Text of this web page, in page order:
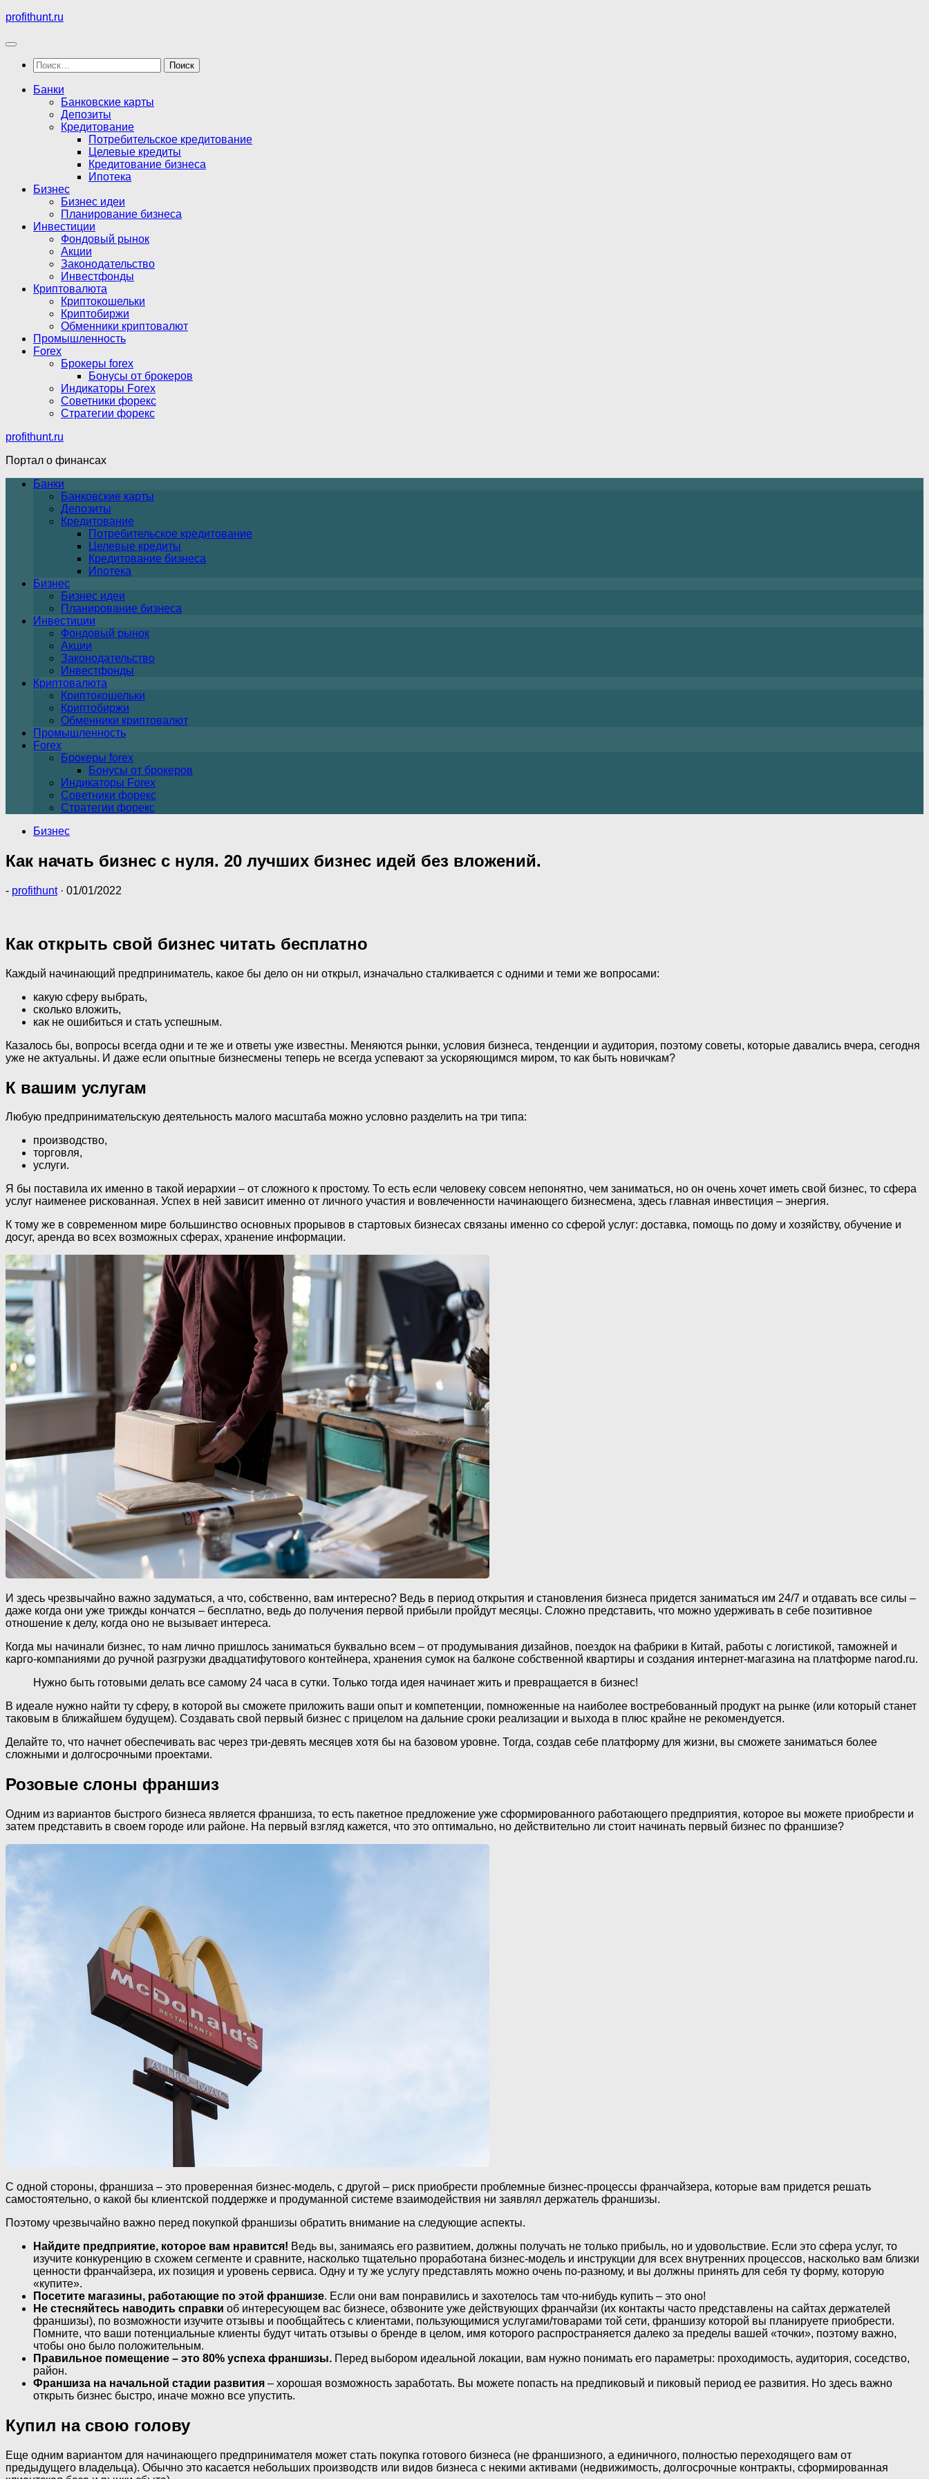
Перейти
содержимому
profithunt.ru
Найти:
Банки
Банковские карты
Депозиты
Кредитование
Потребительское кредитование
Целевые кредиты
Кредитование бизнеса
Ипотека
Бизнес
Бизнес идеи
Планирование бизнеса
Инвестиции
Фондовый рынок
Акции
Законодательство
Инвестфонды
Криптовалюта
Криптокошельки
Криптобиржи
Обменники криптовалют
Промышленность
Forex
Брокеры forex
Бонусы от брокеров
Индикаторы Forex
Советники форекс
Стратегии форекс
profithunt.ru
Портал о финансах
Банки
Банковские карты
Депозиты
Кредитование
Потребительское кредитование
Целевые кредиты
Кредитование бизнеса
Ипотека
Бизнес
Бизнес идеи
Планирование бизнеса
Инвестиции
Фондовый рынок
Акции
Законодательство
Инвестфонды
Криптовалюта
Криптокошельки
Криптобиржи
Обменники криптовалют
Промышленность
Forex
Брокеры forex
Бонусы от брокеров
Индикаторы Forex
Советники форекс
Стратегии форекс
Бизнес
Как начать бизнес с нуля. 20 лучших бизнес идей без вложений.
- profithunt · 01/01/2022
Как открыть свой бизнес читать бесплатно
Каждый начинающий предприниматель, какое бы дело он ни открыл, изначально сталкивается с одними и теми же вопросами:
какую сферу выбрать,
сколько вложить,
как не ошибиться и стать успешным.
Казалось бы, вопросы всегда одни и те же и ответы уже известны. Меняются рынки, условия бизнеса, тенденции и аудитория, поэтому советы, которые давались вчера, сегодня
уже не актуальны. И даже если опытные бизнесмены теперь не всегда успевают за ускоряющимся миром, то как быть новичкам?
К вашим услугам
Любую предпринимательскую деятельность малого масштаба можно условно разделить на три типа:
производство,
торговля,
услуги.
Я бы поставила их именно в такой иерархии – от сложного к простому. То есть если человеку совсем непонятно, чем заниматься, но он очень хочет иметь свой бизнес, то сфера
услуг наименее рискованная. Успех в ней зависит именно от личного участия и вовлеченности начинающего бизнесмена, здесь главная инвестиция – энергия.
К тому же в современном мире большинство основных прорывов в стартовых бизнесах связаны именно со сферой услуг: доставка, помощь по дому и хозяйству, обучение и
досуг, аренда во всех возможных сферах, хранение информации.
И здесь чрезвычайно важно задуматься, а что, собственно, вам интересно? Ведь в период открытия и становления бизнеса придется заниматься им 24/7 и отдавать все силы –
даже когда они уже трижды кончатся – бесплатно, ведь до получения первой прибыли пройдут месяцы. Сложно представить, что можно удерживать в себе позитивное
отношение к делу, когда оно не вызывает интереса.
Когда мы начинали бизнес, то нам лично пришлось заниматься буквально всем – от продумывания дизайнов, поездок на фабрики в Китай, работы с логистикой, таможней и
карго-компаниями до ручной разгрузки двадцатифутового контейнера, хранения сумок на балконе собственной квартиры и создания интернет-магазина на платформе narod.ru.
Нужно быть готовыми делать все самому 24 часа в сутки. Только тогда идея начинает жить и превращается в бизнес!
В идеале нужно найти ту сферу, в которой вы сможете приложить ваши опыт и компетенции, помноженные на наиболее востребованный продукт на рынке (или который станет
таковым в ближайшем будущем). Создавать свой первый бизнес с прицелом на дальние сроки реализации и выхода в плюс крайне не рекомендуется.
Делайте то, что начнет обеспечивать вас через три-девять месяцев хотя бы на базовом уровне. Тогда, создав себе платформу для жизни, вы сможете заниматься более
сложными и долгосрочными проектами.
Розовые слоны франшиз
Одним из вариантов быстрого бизнеса является франшиза, то есть пакетное предложение уже сформированного работающего предприятия, которое вы можете приобрести и
затем представить в своем городе или районе. На первый взгляд кажется, что это оптимально, но действительно ли стоит начинать первый бизнес по франшизе?
С одной стороны, франшиза – это проверенная бизнес-модель, с другой – риск приобрести проблемные бизнес-процессы франчайзера, которые вам придется решать
самостоятельно, о какой бы клиентской поддержке и продуманной системе взаимодействия ни заявлял держатель франшизы.
Поэтому чрезвычайно важно перед покупкой франшизы обратить внимание на следующие аспекты.
Найдите предприятие, которое вам нравится! Ведь вы, занимаясь его развитием, должны получать не только прибыль, но и удовольствие. Если это сфера услуг, то
изучите конкуренцию в схожем сегменте и сравните, насколько тщательно проработана бизнес-модель и инструкции для всех внутренних процессов, насколько вам близки
ценности франчайзера, их позиция и уровень сервиса. Одну и ту же услугу представлять можно очень по-разному, и вы должны принять для себя ту форму, которую
«купите».
Посетите магазины, работающие по этой франшизе. Если они вам понравились и захотелось там что-нибудь купить – это оно!
Не стесняйтесь наводить справки об интересующем вас бизнесе, обзвоните уже действующих франчайзи (их контакты часто представлены на сайтах держателей
франшизы), по возможности изучите отзывы и пообщайтесь с клиентами, пользующимися услугами/товарами той сети, франшизу которой вы планируете приобрести.
Помните, что ваши потенциальные клиенты будут читать отзывы о бренде в целом, имя которого распространяется далеко за пределы вашей «точки», поэтому важно,
чтобы оно было положительным.
Правильное помещение – это 80% успеха франшизы. Перед выбором идеальной локации, вам нужно понимать его параметры: проходимость, аудитория, соседство,
район.
Франшиза на начальной стадии развития – хорошая возможность заработать. Вы можете попасть на предпиковый и пиковый период ее развития. Но здесь важно
открыть бизнес быстро, иначе можно все упустить.
Купил на свою голову
Еще одним вариантом для начинающего предпринимателя может стать покупка готового бизнеса (не франшизного, а единичного, полностью переходящего вам от
предыдущего владельца). Обычно это касается небольших производств или видов бизнеса с некими активами (недвижимость, долгосрочные контракты, сформированная